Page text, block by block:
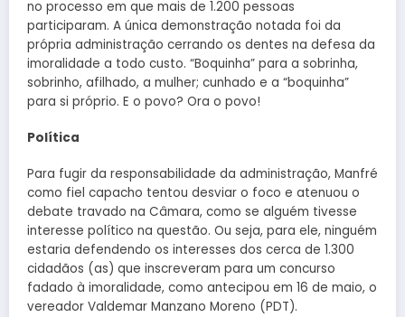
no processo em que mais de 1.200 pessoas
participaram. A única demonstração notada foi da
própria administração cerrando os dentes na defesa da
imoralidade a todo custo. “Boquinha” para a sobrinha,
sobrinho, afilhado, a mulher; cunhado e a “boquinha”
para si próprio. E o povo? Ora o povo!
Política
Para fugir da responsabilidade da administração, Manfré
como fiel capacho tentou desviar o foco e atenuou o
debate travado na Câmara, como se alguém tivesse
interesse político na questão. Ou seja, para ele, ninguém
estaria defendendo os interesses dos cerca de 1.300
cidadãos (as) que inscreveram para um concurso
fadado à imoralidade, como antecipou em 16 de maio, o
vereador Valdemar Manzano Moreno (PDT).